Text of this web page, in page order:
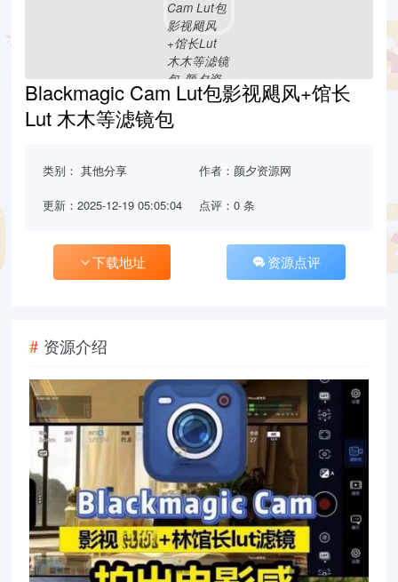
Blackmagic Cam Lut包影视飓风+馆长
Lut 木木等滤镜包
类别：其他分享 作者：颜夕资源网
更新：2025-12-19 05:05:04 点评：0 条
下载地址 资源点评
资源介绍